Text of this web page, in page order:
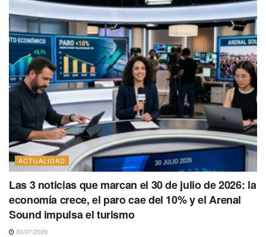
ACTUALIDAD
Las 3 noticias que marcan el 30 de julio de 2026: la
economía crece, el paro cae del 10% y el Arenal
Sound impulsa el turismo
30/07/2026